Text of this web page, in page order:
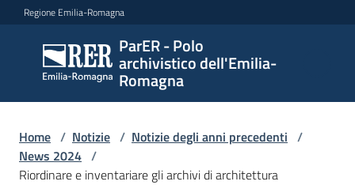
Vai al contenuto
Vai alla navigazione
Vai al footer
Regione Emilia-Romagna
ParER - Polo
archivistico dell'Emilia-
Romagna
ParER -
Polo
archivistico
Romagna
Home / Notizie / Notizie degli anni precedenti /
News 2024 /
Riordinare e inventariare gli archivi di architettura